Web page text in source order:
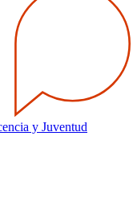
y Juventud